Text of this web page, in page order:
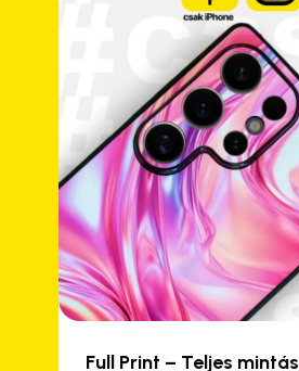
Full Print – Teljes mintás